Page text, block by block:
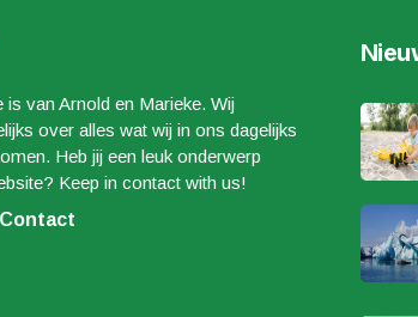
is van Arnold en Marieke. Wij
over alles wat wij in ons dagelijks
Heb jij een leuk onderwerp
Keep in contact with us!
Contact